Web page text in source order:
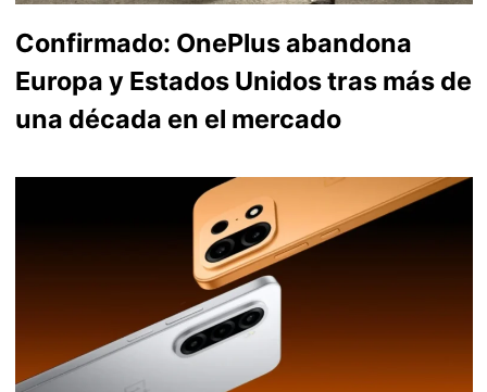
Confirmado: OnePlus abandona
Europa y Estados Unidos tras más de
una década en el mercado